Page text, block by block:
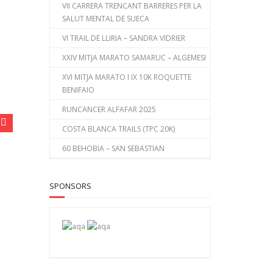
VII CARRERA TRENCANT BARRERES PER LA
SALUT MENTAL DE SUECA
VI TRAIL DE LLIRIA – SANDRA VIDRIER
XXIV MITJA MARATO SAMARUC – ALGEMESI
XVI MITJA MARATO I IX 10K ROQUETTE
BENIFAIO
RUNCANCER ALFAFAR 2025
COSTA BLANCA TRAILS (TPC 20K)
60 BEHOBIA – SAN SEBASTIAN
SPONSORS